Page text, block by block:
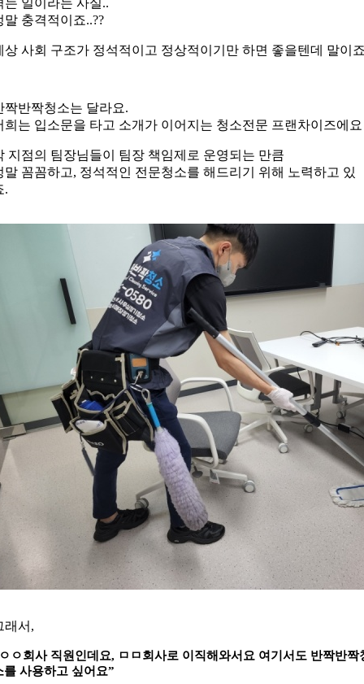
는 일이라는 사실..
말 충격적이죠..??
상 사회 구조가 정석적이고 정상적이기만 하면 좋을텐데 말이
짝반짝청소는 달라요.
희는 입소문을 타고 소개가 이어지는 청소전문 프랜차이즈에요
지점의 팀장님들이 팀장 책임제로 운영되는 만큼
말 꼼꼼하고, 정석적인 전문청소를 해드리기 위해 노력하고 있
.
래서,
ㅇ회사 직원인데요, ㅁㅁ회사로 이직해와서요 여기서도 반짝반짝
를 사용하고 싶어요”